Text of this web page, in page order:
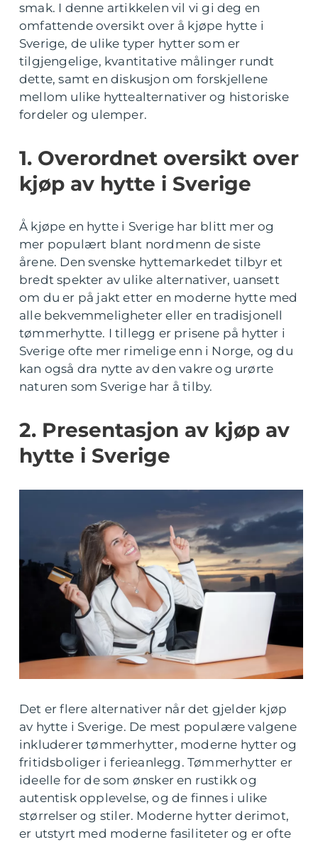
smak. I denne artikkelen vil vi gi deg en
omfattende oversikt over å kjøpe hytte i
Sverige, de ulike typer hytter som er
tilgjengelige, kvantitative målinger rundt
dette, samt en diskusjon om forskjellene
mellom ulike hyttealternativer og historiske
fordeler og ulemper.
1. Overordnet oversikt over
kjøp av hytte i Sverige
Å kjøpe en hytte i Sverige har blitt mer og
mer populært blant nordmenn de siste
årene. Den svenske hyttemarkedet tilbyr et
bredt spekter av ulike alternativer, uansett
om du er på jakt etter en moderne hytte med
alle bekvemmeligheter eller en tradisjonell
tømmerhytte. I tillegg er prisene på hytter i
Sverige ofte mer rimelige enn i Norge, og du
kan også dra nytte av den vakre og urørte
naturen som Sverige har å tilby.
2. Presentasjon av kjøp av
hytte i Sverige
Det er flere alternativer når det gjelder kjøp
av hytte i Sverige. De mest populære valgene
inkluderer tømmerhytter, moderne hytter og
fritidsboliger i ferieanlegg. Tømmerhytter er
ideelle for de som ønsker en rustikk og
autentisk opplevelse, og de finnes i ulike
størrelser og stiler. Moderne hytter derimot,
er utstyrt med moderne fasiliteter og er ofte